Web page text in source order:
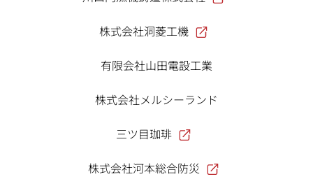
株式会社洞菱工機
有限会社山田電設工業
株式会社メルシーランド
三ツ目珈琲
株式会社河本総合防災